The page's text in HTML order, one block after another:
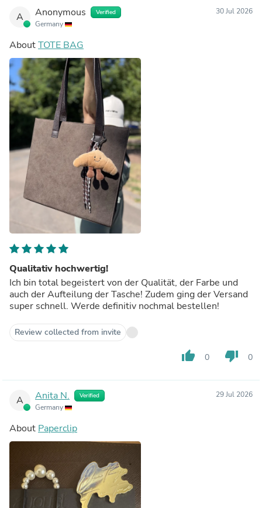
A Anonymous Verified
Germany
30 Jul 2026
AboutTOTE BAG
Qualitativ hochwertig!
Ich bin total begeistert von der Qualität, der Farbe und
auch der Aufteilung der Tasche! Zudem ging der Versand
super schnell. Werde definitiv nochmal bestellen!
Review collected from invite
thumb_up 0 thumb_down 0
A Anita N. Verified
Germany
29 Jul 2026
About Paperclip